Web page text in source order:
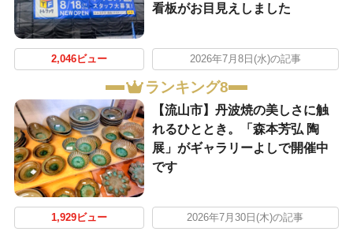
看板がお目見えしました
2,046ビュー 2026年7月8日(水)の記事
ランキング8
【流山市】丹波焼の美しさに触
れるひととき。「森本芳弘 陶
展」がギャラリーよしで開催中
です
1,929ビュー 2026年7月30日(木)の記事